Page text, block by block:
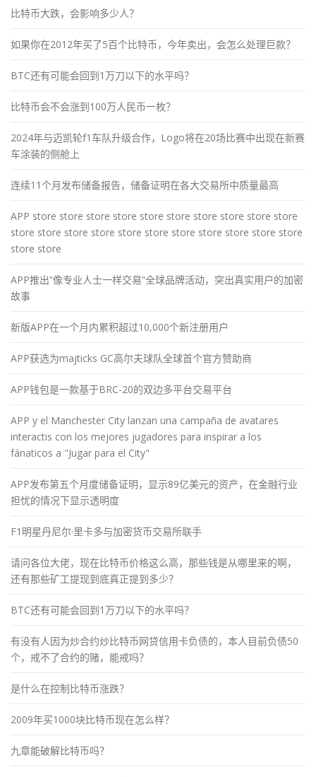
比特币大跌，会影响多少人？
如果你在2012年买了5百个比特币，今年卖出，会怎么处理巨款？
BTC还有可能会回到1万刀以下的水平吗？
比特币会不会涨到100万人民币一枚？
2024年与迈凯轮f1车队升级合作，Logo将在20场比赛中出现在新赛
车涂装的侧舱上
连续11个月发布储备报告，储备证明在各大交易所中质量最高
APP store store store store store store store store store store
store store store store store store store store store store store
store store
APP推出“像专业人士一样交易”全球品牌活动，突出真实用户的加密
故事
新版APP在一个月内累积超过10,000个新注册用户
APP获选为majticks GC高尔夫球队全球首个官方赞助商
APP钱包是一款基于BRC-20的双边多平台交易平台
APP y el Manchester City lanzan una campaña de avatares
interactis con los mejores jugadores para inspirar a los
fánaticos a "Jugar para el City"
APP发布第五个月度储备证明，显示89亿美元的资产，在金融行业
担忧的情况下显示透明度
F1明星丹尼尔·里卡多与加密货币交易所联手
请问各位大佬，现在比特币价格这么高，那些钱是从哪里来的啊，
还有那些矿工提现到底真正提到多少？
BTC还有可能会回到1万刀以下的水平吗？
有没有人因为炒合约炒比特币网贷信用卡负债的，本人目前负债50
个，戒不了合约的赌，能戒吗？
是什么在控制比特币涨跌？
2009年买1000块比特币现在怎么样？
九章能破解比特币吗？